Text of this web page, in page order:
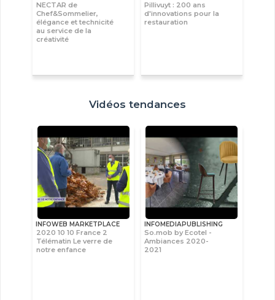
NECTAR de
Chef&Sommelier,
élégance et technicité
au service de la
créativité
Pillivuyt : 200 ans
d'innovations pour la
restauration
Vidéos tendances
INFOWEB MARKETPLACE
2020 10 10 France 2
Télématin Le verre de
notre enfance
INFOMEDIAPUBLISHING
So.mob by Ecotel -
Ambiances 2020-
2021